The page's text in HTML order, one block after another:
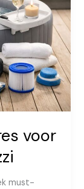
voor
must-